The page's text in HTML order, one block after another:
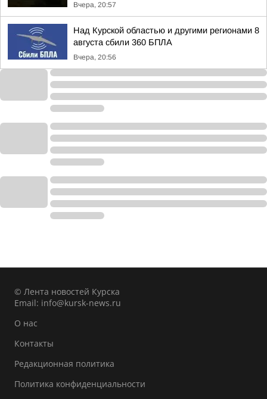
Вчера, 20:57
Над Курской областью и другими регионами 8
августа сбили 360 БПЛА
Вчера, 20:56
© Лента новостей Курска
Email: info@kursk-news.ru
О нас
Контакты
Редакционная политика
Политика конфиденциальности